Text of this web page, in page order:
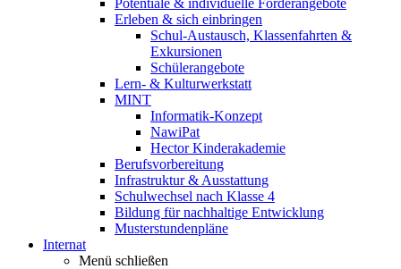
Erleben & sich einbringen
Schul-Austausch, Klassenfahrten &
Exkursionen
Schülerangebote
Lern- & Kulturwerkstatt
MINT
Informatik-Konzept
NawiPat
Hector Kinderakademie
Berufsvorbereitung
Infrastruktur & Ausstattung
Schulwechsel nach Klasse 4
Bildung für nachhaltige Entwicklung
Musterstundenpläne
Internat
Menü schließen